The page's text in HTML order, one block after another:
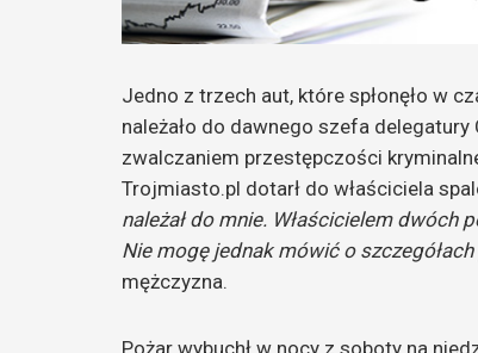
Jedno z trzech aut, które spłonęło w
należało do dawnego szefa delegatury
zwalczaniem przestępczości
Trojmiasto.pl dotarł do właściciela
należał do mnie. Właścicielem dwóch
Nie mogę jednak mówić o
mężczyzna.
Pożar wybuchł w nocy z soboty na